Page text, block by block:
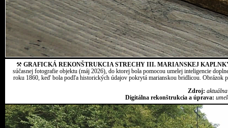
⚒ GRAFICKÁ REKONŠTRUKCIA STRECHY III. MARIANSKEJ
súčasnej fotografie objektu (máj 2026), do ktorej bola pomocou umelej inteligencie
roku 1860, keď bola podľa historických údajov pokrytá marianskou bridlicou. Obrázok
Zdroj:
Digitálna rekonštrukcia a úprava: